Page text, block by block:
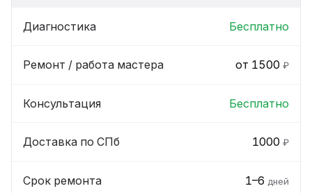
Диагностика Бесплатно
Ремонт / работа мастера от 1500 ₽
Консультация Бесплатно
Доставка по СПб 1000 ₽
Срок ремонта 1–6 дней